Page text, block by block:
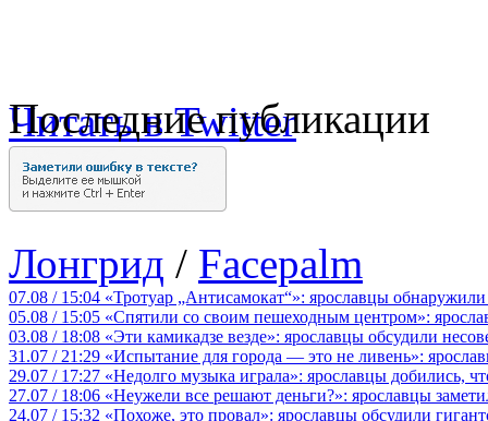
Последние публикации
Читать в Twitter
Лонгрид / Facepalm
07.08 / 15:04 «Тротуар „Антисамокат“»: ярославцы
05.08 / 15:05 «Спятили со своим пешеходным центром»:
03.08 / 18:08 «Эти камикадзе везде»: ярославцы обсудили
31.07 / 21:29 «Испытание для города — это не ливень»:
29.07 / 17:27 «Недолго музыка играла»: ярославцы добились,
27.07 / 18:06 «Неужели все решают деньги?»: ярославцы
24.07 / 15:32 «Похоже, это провал»: ярославцы обсудили